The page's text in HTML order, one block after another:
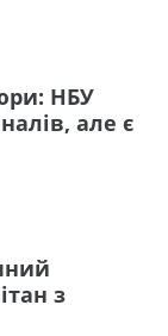
НБУ
але є
з